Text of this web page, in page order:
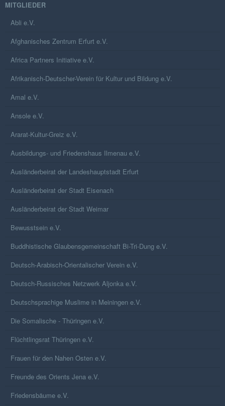
MITGLIEDER
Abli e.V.
Afghanisches Zentrum Erfurt e.V.
Africa Partners Initiative e.V.
Afrikanisch-Deutscher-Verein für Kultur und Bildung e.V.
Amal e.V.
Ansole e.V.
Ararat-Kultur-Greiz e.V.
Ausbildungs- und Friedenshaus Ilmenau e.V.
Ausländerbeirat der Landeshauptstadt Erfurt
Ausländerbeirat der Stadt Eisenach
Ausländerbeirat der Stadt Weimar
Bewusstsein e.V.
Buddhistische Glaubensgemeinschaft Bi-Tri-Dung e.V.
Deutsch-Arabisch-Orientalischer Verein e.V.
Deutsch-Russisches Netzwerk Aljonka e.V.
Deutschsprachige Muslime in Meiningen e.V.
Die Somalische - Thüringen e.V.
Flüchtlingsrat Thüringen e.V.
Frauen für den Nahen Osten e.V.
Freunde des Orients Jena e.V.
Friedensbäume e.V.